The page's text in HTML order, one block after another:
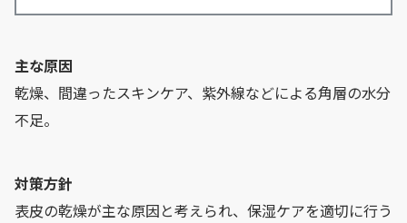
主な原因
乾燥、間違ったスキンケア、紫外線などによる角層の水分
不足。
対策方針
表皮の乾燥が主な原因と考えられ、保湿ケアを適切に行う